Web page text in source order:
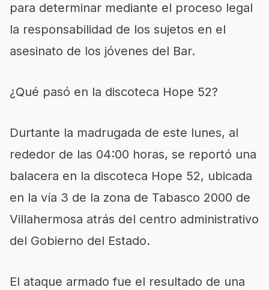
para determinar mediante el proceso legal
la responsabilidad de los sujetos en el
asesinato de los jóvenes del Bar.
¿Qué pasó en la discoteca Hope 52?
Durtante la madrugada de este lunes, al
rededor de las 04:00 horas, se reportó una
balacera en la discoteca Hope 52, ubicada
en la vía 3 de la zona de Tabasco 2000 de
Villahermosa atrás del centro administrativo
del Gobierno del Estado.
El ataque armado fue el resultado de una